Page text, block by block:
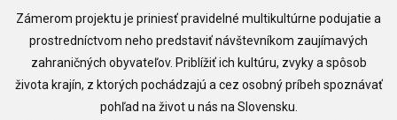
Zámerom projektu je priniesť pravidelné multikultúrne podujatie a
prostredníctvom neho predstaviť návštevníkom zaujímavých
zahraničných obyvateľov. Priblížiť ich kultúru, zvyky a spôsob
života krajín, z ktorých pochádzajú a cez osobný príbeh spoznávať
pohľad na život u nás na Slovensku.